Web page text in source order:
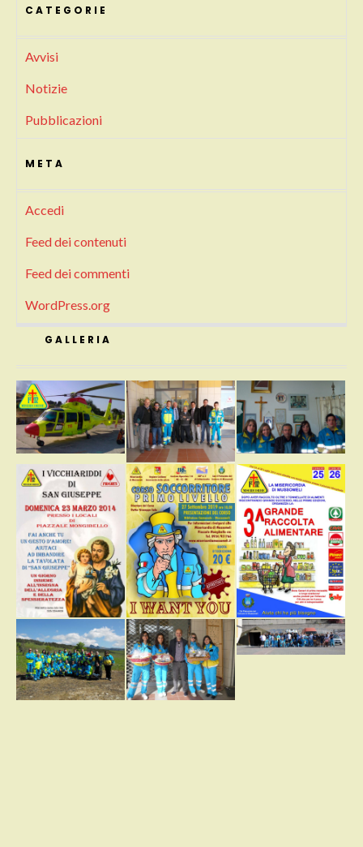
CATEGORIE
Avvisi
Notizie
Pubblicazioni
META
Accedi
Feed dei contenuti
Feed dei commenti
WordPress.org
GALLERIA